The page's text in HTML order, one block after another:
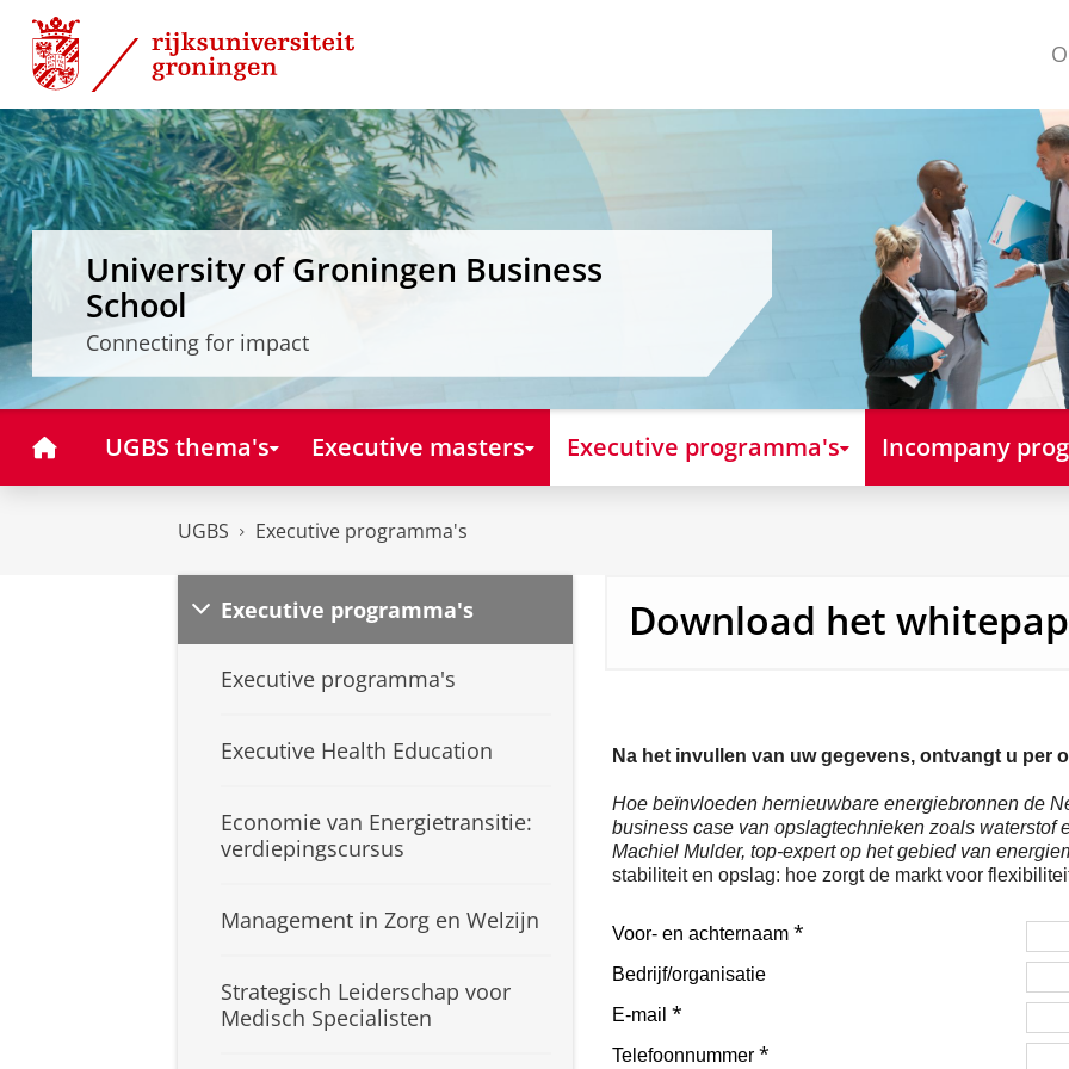
Skip
Content
Skip
Navigation
University of Groningen Business
School
Connecting for impact
HomeUGBS thema's Executive masters Executive programma's Incompany
UGBS Executive programma's
Executive programma's
Executive programma's
Executive Health Education
Economie van Energietransitie:
verdiepingscursus
Management in Zorg en Welzijn
Strategisch Leiderschap voor
Medisch Specialisten
Download het